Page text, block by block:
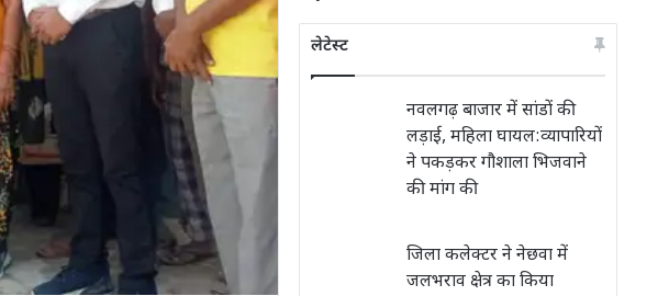
लेटेस्ट
नवलगढ़ बाजार में सांडों की
लड़ाई, महिला घायल:व्यापारियों
ने पकड़कर गौशाला भिजवाने
की मांग की
जिला कलेक्टर ने नेछवा में
जलभराव क्षेत्र का किया